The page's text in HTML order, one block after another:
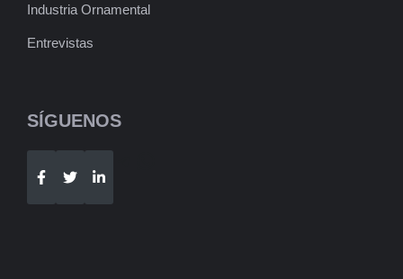
Industria Ornamental
Entrevistas
SÍGUENOS
Telegram